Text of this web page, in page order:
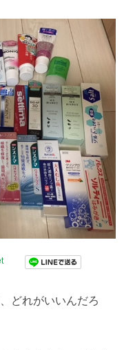
どれがいいんだろ